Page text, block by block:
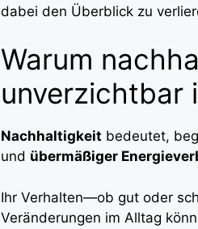
dabei den Überblick zu
Warum
unverzichtbar
Nachhaltigkeit bedeutet,
und übermäßiger
Ihr Verhalten—ob gut oder
Veränderungen im Alltag